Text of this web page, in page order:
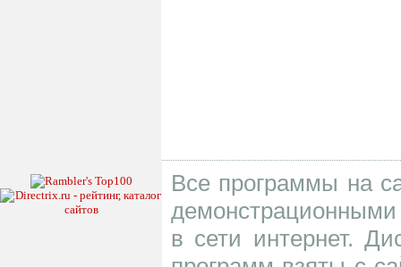
Все программы на
в сети интернет.